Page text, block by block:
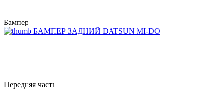
Бампер
БАМПЕР ЗАДНИЙ DATSUN MI-DO
Передняя часть